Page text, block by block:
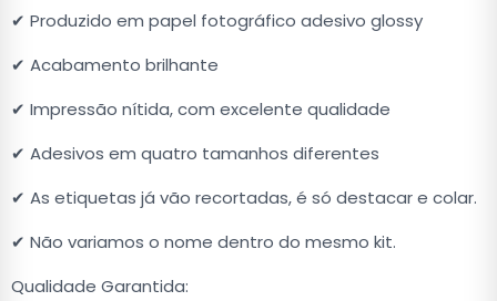
✔ Produzido em papel fotográfico adesivo glossy
✔ Acabamento brilhante
✔ Impressão nítida, com excelente qualidade
✔ Adesivos em quatro tamanhos diferentes
✔ As etiquetas já vão recortadas, é só destacar e colar.
✔ Não variamos o nome dentro do mesmo kit.
Qualidade Garantida: